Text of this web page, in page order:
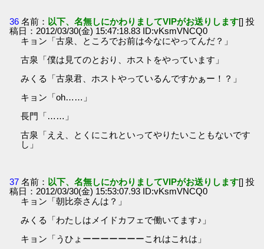
36 名前： 以下、名無しにかわりましてVIPがお送りします[] 投
稿日：2012/03/30(金) 15:47:18.83 ID:vKsmVNCQ0
キョン「古泉、ところでお前は今なにやってんだ？」
古泉「僕は見てのとおり、ホストをやっています」
みくる「古泉君、ホストやっているんですかぁー！？」
キョン「oh……」
長門「……」
古泉「ええ、とくにこれといってやりたいこともないです
し」
37 名前： 以下、名無しにかわりましてVIPがお送りします[] 投
稿日：2012/03/30(金) 15:53:07.93 ID:vKsmVNCQ0
キョン「朝比奈さんは？」
みくる「わたしはメイドカフェで働いてます♪」
キョン「うひょーーーーーーーこれはこれは」